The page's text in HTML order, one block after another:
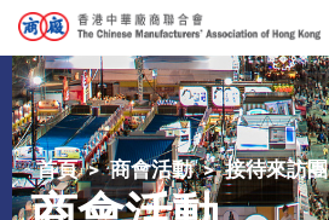
首頁 商會活動 接待來訪團